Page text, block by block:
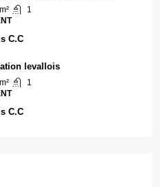
m²
1
C.C
levallois
m²
1
C.C